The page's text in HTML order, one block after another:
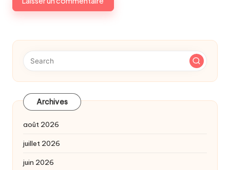
Archives
août 2026
juillet 2026
juin 2026